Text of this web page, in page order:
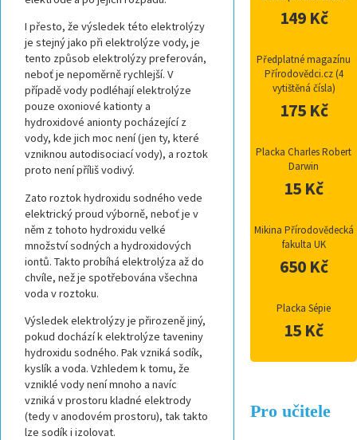
I přesto, že výsledek této elektrolýzy
je stejný jako při elektrolýze vody, je
tento způsob elektrolýzy preferován,
neboť je nepoměrně rychlejší. V
případě vody podléhají elektrolýze
pouze oxoniové kationty a
hydroxidové anionty pocházející z
vody, kde jich moc není (jen ty, které
vzniknou autodisociací vody), a roztok
proto není příliš vodivý.
Zato roztok hydroxidu sodného vede
elektrický proud výborně, neboť je v
něm z tohoto hydroxidu velké
množství sodných a hydroxidových
iontů. Takto probíhá elektrolýza až do
chvíle, než je spotřebována všechna
voda v roztoku.
Výsledek elektrolýzy je přirozeně jiný,
pokud dochází k elektrolýze taveniny
hydroxidu sodného. Pak vzniká sodík,
kyslík a voda. Vzhledem k tomu, že
vzniklé vody není mnoho a navíc
vzniká v prostoru kladné elektrody
(tedy v anodovém prostoru), tak takto
lze sodík i izolovat.
149 Kč
Předplatné magazínu
Přírodovědci.cz (4
vytištěná čísla)
175 Kč
Placka Charles Robert
Darwin
15 Kč
Mikina Přírodovědecká
fakulta UK
650 Kč
Placka Sépie
15 Kč
Pro učitele